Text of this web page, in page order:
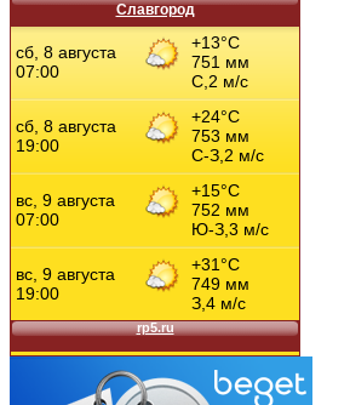
Славгород